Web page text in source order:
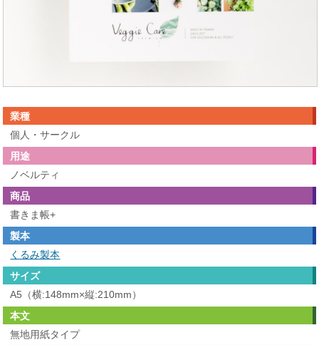
業種
個人・サークル
用途
ノベルティ
商品
書きま帳+
製本
くるみ製本
サイズ
A5（横:148mm×縦:210mm）
本文
無地用紙タイプ